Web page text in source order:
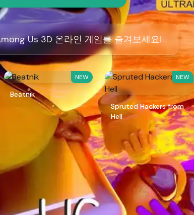
Us 3D 온라인 게임를 즐겨보세요!
NEW
Beatnik
NEW
Spruted Hackers from
Hell